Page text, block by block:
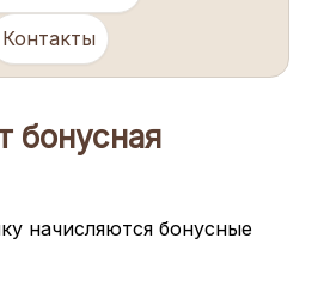
Контакты
бонусная
начисляются бонусные